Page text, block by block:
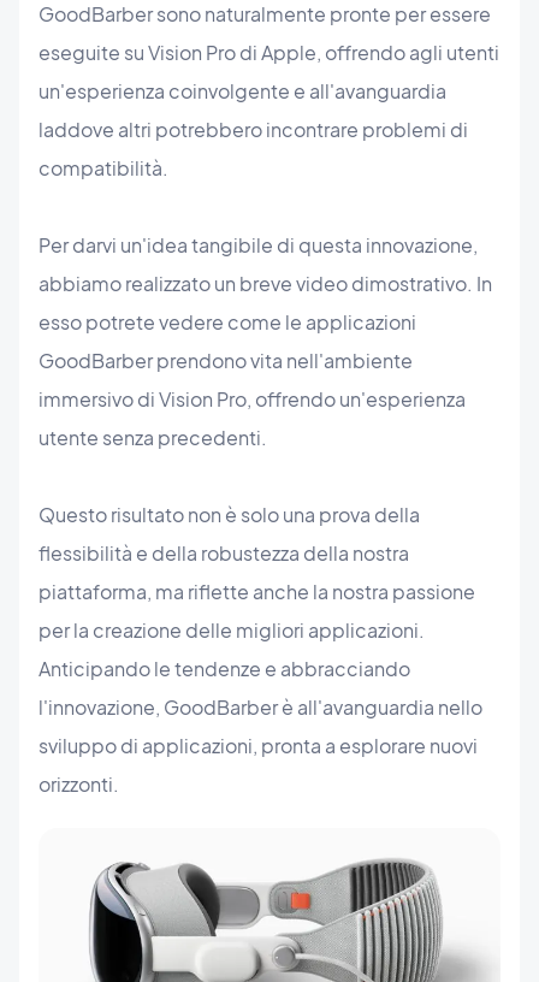
GoodBarber sono naturalmente pronte per essere
eseguite su Vision Pro di Apple, offrendo agli utenti
un'esperienza coinvolgente e all'avanguardia
laddove altri potrebbero incontrare problemi di
compatibilità.
Per darvi un'idea tangibile di questa innovazione,
abbiamo realizzato un breve video dimostrativo. In
esso potrete vedere come le applicazioni
GoodBarber prendono vita nell'ambiente
immersivo di Vision Pro, offrendo un'esperienza
utente senza precedenti.
Questo risultato non è solo una prova della
flessibilità e della robustezza della nostra
piattaforma, ma riflette anche la nostra passione
per la creazione delle migliori applicazioni.
Anticipando le tendenze e abbracciando
l'innovazione, GoodBarber è all'avanguardia nello
sviluppo di applicazioni, pronta a esplorare nuovi
orizzonti.